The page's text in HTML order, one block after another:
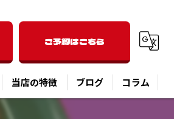
ご予約はこちら
当店の特徴 ブログ コラム